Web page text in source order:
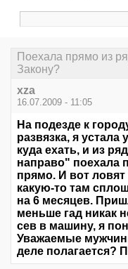
Поехала прямо из
Закону?
xza
16.07.2009 - 11:05
На подезде к
развязка, я устала
куда ехать, и из
направо" поехала
прямо. И вот
какую-то там
на 6 месяцев.
меньше гад никак
сев в машину, я
Уважаемые
деле полагается?